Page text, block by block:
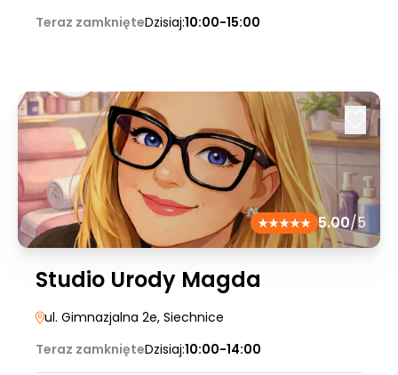
Teraz zamknięteDzisiaj:10:00-15:00
5.00/5
Studio Urody Magda
ul. Gimnazjalna 2e, Siechnice
Teraz zamknięteDzisiaj:10:00-14:00